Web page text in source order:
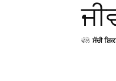
ਵੱਲੋ ਸੱਚੀ